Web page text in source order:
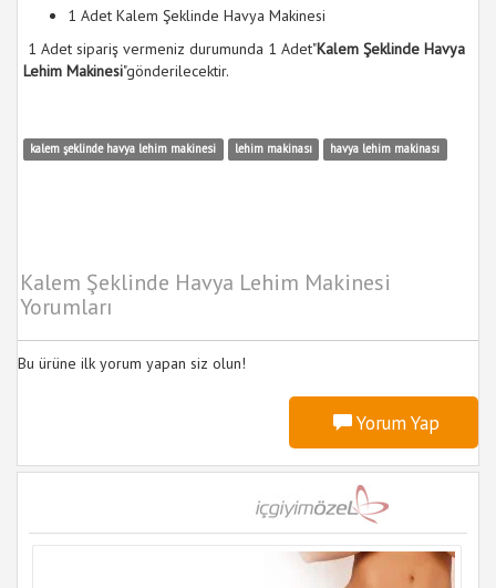
1 Adet Kalem Şeklinde Havya Makinesi
1 Adet sipariş vermeniz durumunda 1 Adet"Kalem Şeklinde Havya
Lehim Makinesi"gönderilecektir.
kalem şeklinde havya lehim makinesi lehim makinası havya lehim makinası
Kalem Şeklinde Havya Lehim Makinesi
Yorumları
Bu ürüne ilk yorum yapan siz olun!
Yorum Yap